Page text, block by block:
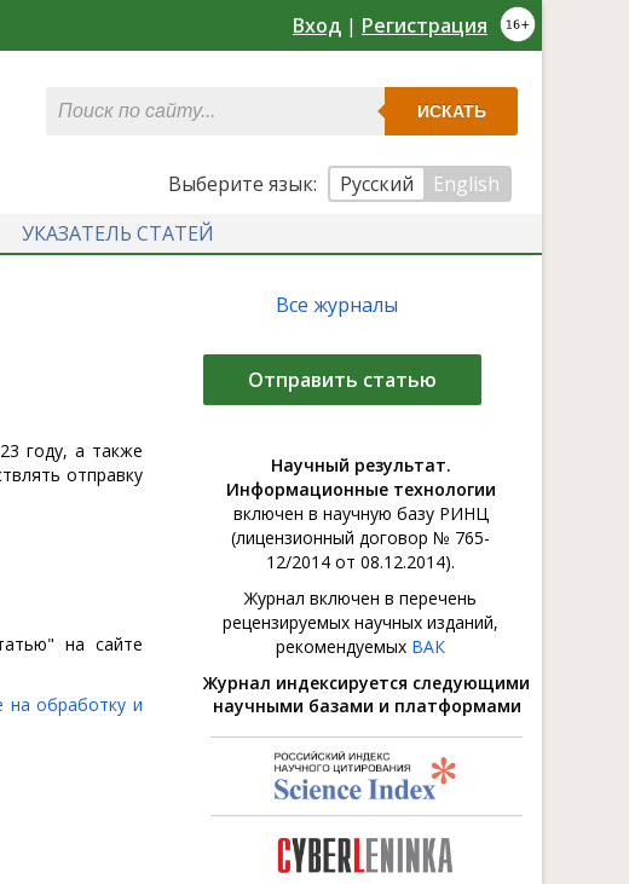
Вход | Регистрация
ИСКАТЬ
Выберите язык: Русский
English
УКАЗАТЕЛЬ СТАТЕЙ
году, а также
отправку
на сайте
на обработку и
Все журналы
Отправить статью
Научный результат.
Информационные технологии
включен в научную базу РИНЦ
(лицензионный договор № 765-
12/2014 от 08.12.2014).
Журнал включен в перечень
рецензируемых научных изданий,
рекомендуемых ВАК
Журнал индексируется следующими
научными базами и платформами